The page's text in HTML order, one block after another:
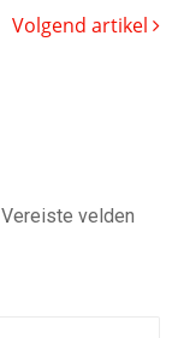
Volgend artikel
Vereiste velden